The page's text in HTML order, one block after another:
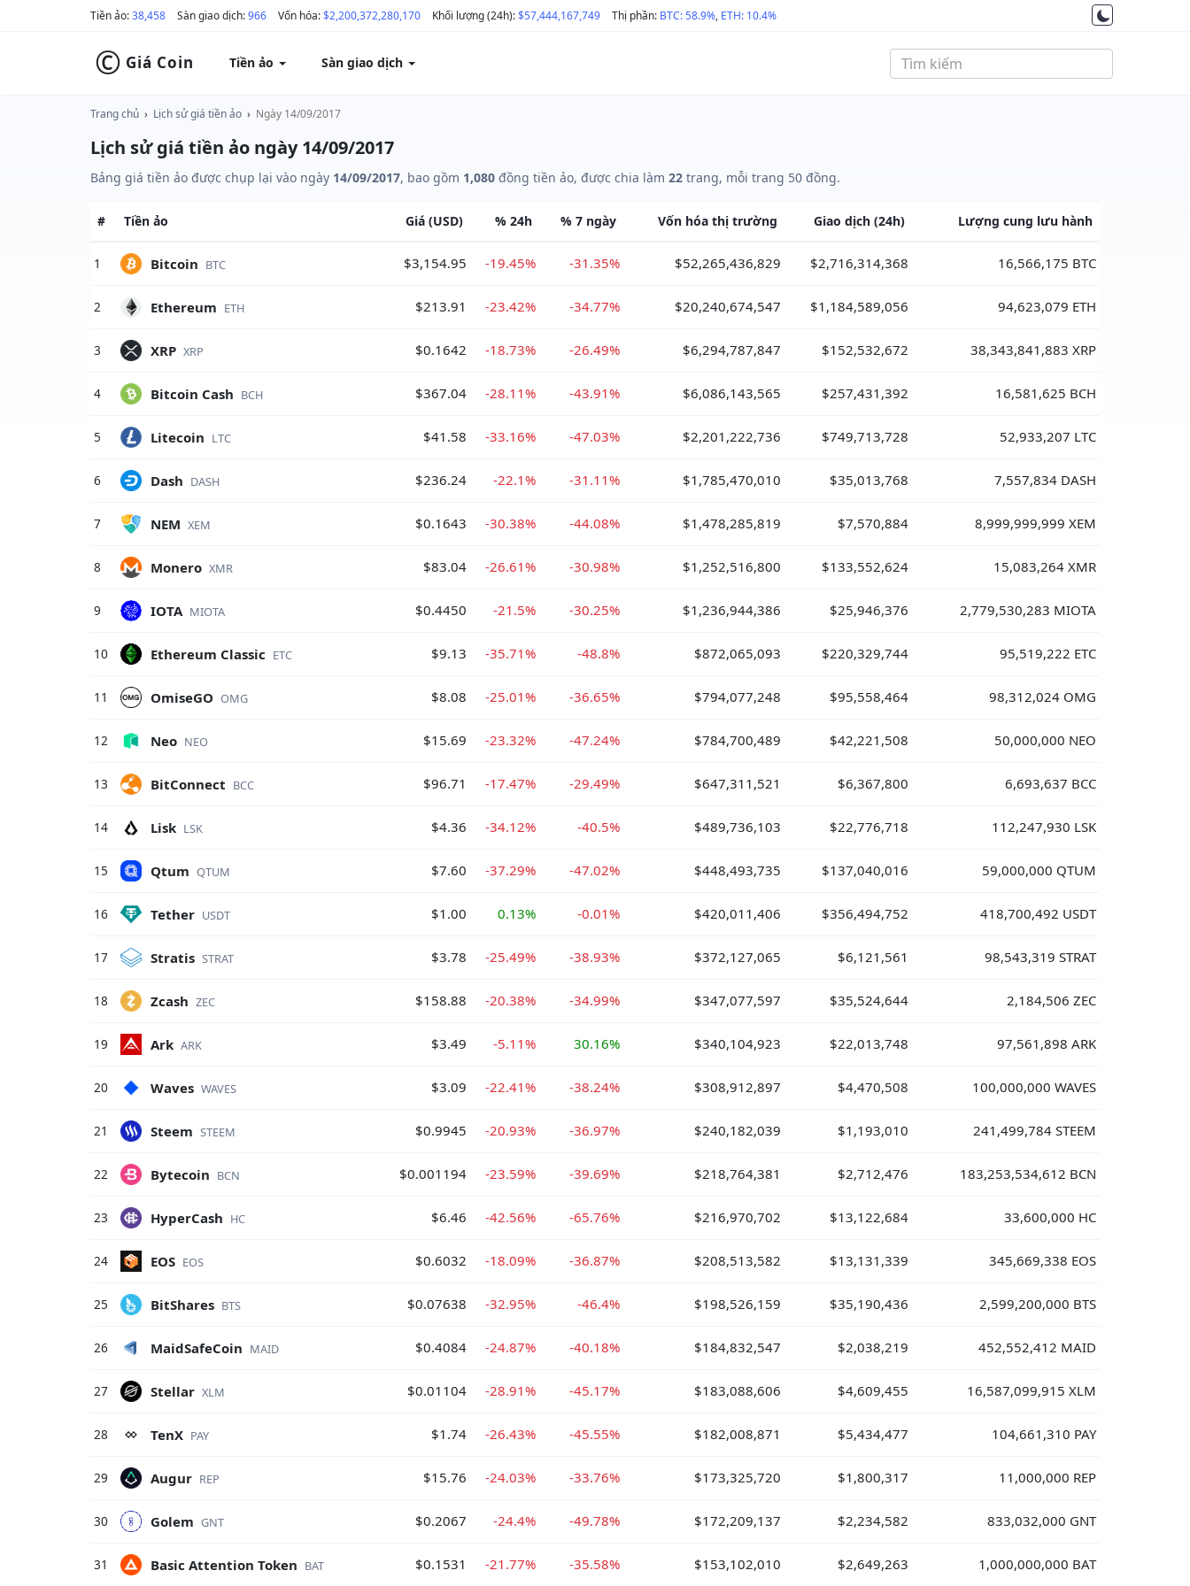
Tiền ảo:38,458 Sàn giao dịch:966 Vốn hóa:$2,200,372,280,170 Khối lượng (24h):$57,444,167,749 Thị phần: BTC: 58.9%, ETH: 10.4%
© Giá Coin Tiền ảo Sàn giao dịch
Trang chủ › Lịch sử giá tiền ảo › Ngày 14/09/2017
Lịch sử giá tiền ảo ngày 14/09/2017
Bảng giá tiền ảo được chụp lại vào ngày 14/09/2017, bao gồm 1,080 đồng tiền ảo, được chia làm 22 trang, mỗi trang 50 đồng.
# Tiền ảo Giá (USD) % 24h % 7 ngày Vốn hóa thị trường Giao dịch (24h) Lượng cung lưu hành
1 Bitcoin BTC $3,154.95 -19.45% -31.35% $52,265,436,829 $2,716,314,368 16,566,175 BTC
2 Ethereum ETH $213.91 -23.42% -34.77% $20,240,674,547 $1,184,589,056 94,623,079 ETH
3 XRP XRP $0.1642 -18.73% -26.49% $6,294,787,847 $152,532,672 38,343,841,883 XRP
4 Bitcoin Cash BCH $367.04 -28.11% -43.91% $6,086,143,565 $257,431,392 16,581,625 BCH
5 Litecoin LTC $41.58 -33.16% -47.03% $2,201,222,736 $749,713,728 52,933,207 LTC
6 Dash DASH $236.24 -22.1% -31.11% $1,785,470,010 $35,013,768 7,557,834 DASH
7 NEM XEM $0.1643 -30.38% -44.08% $1,478,285,819 $7,570,884 8,999,999,999 XEM
8 Monero XMR $83.04 -26.61% -30.98% $1,252,516,800 $133,552,624 15,083,264 XMR
9 IOTA MIOTA $0.4450 -21.5% -30.25% $1,236,944,386 $25,946,376 2,779,530,283 MIOTA
10 Ethereum Classic ETC $9.13 -35.71% -48.8% $872,065,093 $220,329,744 95,519,222 ETC
11 OmiseGO OMG $8.08 -25.01% -36.65% $794,077,248 $95,558,464 98,312,024 OMG
12 Neo NEO $15.69 -23.32% -47.24% $784,700,489 $42,221,508 50,000,000 NEO
13 BitConnect BCC $96.71 -17.47% -29.49% $647,311,521 $6,367,800 6,693,637 BCC
14 Lisk LSK $4.36 -34.12% -40.5% $489,736,103 $22,776,718 112,247,930 LSK
15 Qtum QTUM $7.60 -37.29% -47.02% $448,493,735 $137,040,016 59,000,000 QTUM
16 Tether USDT $1.00 0.13% -0.01% $420,011,406 $356,494,752 418,700,492 USDT
17 Stratis STRAT $3.78 -25.49% -38.93% $372,127,065 $6,121,561 98,543,319 STRAT
18 Zcash ZEC $158.88 -20.38% -34.99% $347,077,597 $35,524,644 2,184,506 ZEC
19 Ark ARK $3.49 -5.11% 30.16% $340,104,923 $22,013,748 97,561,898 ARK
20 Waves WAVES $3.09 -22.41% -38.24% $308,912,897 $4,470,508 100,000,000 WAVES
21 Steem STEEM $0.9945 -20.93% -36.97% $240,182,039 $1,193,010 241,499,784 STEEM
22 Bytecoin BCN $0.001194 -23.59% -39.69% $218,764,381 $2,712,476 183,253,534,612 BCN
23 HyperCash HC $6.46 -42.56% -65.76% $216,970,702 $13,122,684 33,600,000 HC
24 EOS EOS $0.6032 -18.09% -36.87% $208,513,582 $13,131,339 345,669,338 EOS
25 BitShares BTS $0.07638 -32.95% -46.4% $198,526,159 $35,190,436 2,599,200,000 BTS
26 MaidSafeCoin MAID $0.4084 -24.87% -40.18% $184,832,547 $2,038,219 452,552,412 MAID
27 Stellar XLM $0.01104 -28.91% -45.17% $183,088,606 $4,609,455 16,587,099,915 XLM
28 TenX PAY $1.74 -26.43% -45.55% $182,008,871 $5,434,477 104,661,310 PAY
29 Augur REP $15.76 -24.03% -33.76% $173,325,720 $1,800,317 11,000,000 REP
30 Golem GNT $0.2067 -24.4% -49.78% $172,209,137 $2,234,582 833,032,000 GNT
31 Basic Attention Token BAT $0.1531 -21.77% -35.58% $153,102,010 $2,649,263 1,000,000,000 BAT